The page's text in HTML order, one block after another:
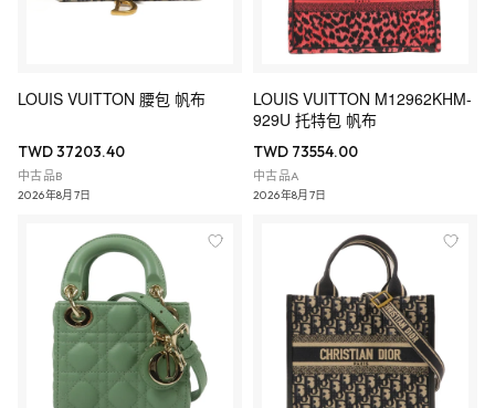
LOUIS VUITTON 腰包 帆布
TWD 37203.40
中古品B
2026年8月7日
LOUIS VUITTON M12962KHM-
929U 托特包 帆布
TWD 73554.00
中古品A
2026年8月7日